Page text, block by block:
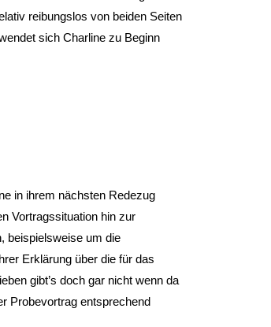
reibungslos von beiden Seiten
sich Charline zu Beginn
in ihrem nächsten Redezug
Vortragssituation hin zur
beispielsweise um die
Erklärung über die für das
gibt’s doch gar nicht wenn da
Probevortrag entsprechend